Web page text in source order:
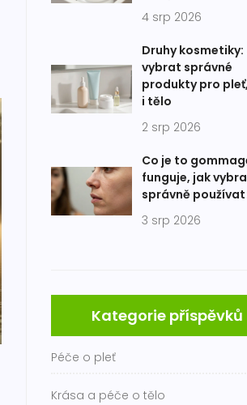
4 srp 2026
Druhy kosmetiky:
vybrat správné
produkty pro
i tělo
2 srp 2026
Co je to
funguje, jak
správně používat
3 srp 2026
Kategorie příspěvků
Péče o pleť
Krása a péče o tělo